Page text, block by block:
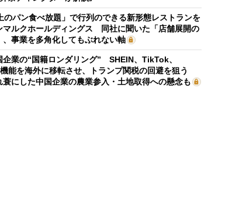
のパン食べ放題」で行列のできる新形態レストランを
マルクホールディングス 同社に聞いた「店舗展開の
、事業を多角化してもぶれない軸
企業の“国籍ロンダリング” SHEIN、TikTok、
能を海外に移転させ、トランプ関税の回避を狙う
蓑にした中国企業の農業参入・土地取得への懸念も